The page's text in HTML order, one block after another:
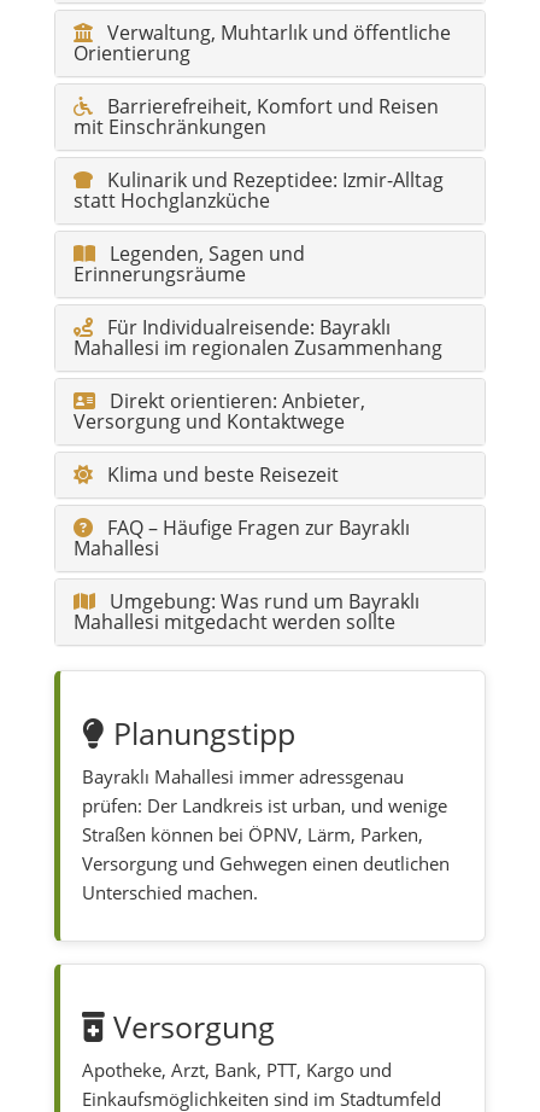
Verwaltung, Muhtarlık und öffentliche
Orientierung
Barrierefreiheit, Komfort und Reisen
mit Einschränkungen
Kulinarik und Rezeptidee: Izmir-Alltag
statt Hochglanzküche
Legenden, Sagen und
Erinnerungsräume
Für Individualreisende: Bayraklı
Mahallesi im regionalen Zusammenhang
Direkt orientieren: Anbieter,
Versorgung und Kontaktwege
Klima und beste Reisezeit
FAQ – Häufige Fragen zur Bayraklı
Mahallesi
Umgebung: Was rund um Bayraklı
Mahallesi mitgedacht werden sollte
Planungstipp
Bayraklı Mahallesi immer adressgenau
prüfen: Der Landkreis ist urban, und wenige
Straßen können bei ÖPNV, Lärm, Parken,
Versorgung und Gehwegen einen deutlichen
Unterschied machen.
Versorgung
Apotheke, Arzt, Bank, PTT, Kargo und
Einkaufsmöglichkeiten sind im Stadtumfeld